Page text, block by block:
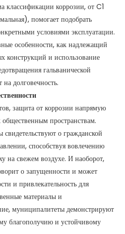
классификации коррозии, от C1
помогает подобрать
условиями эксплуатации.
особенности, как надлежащий
конструкций и использование
гальванической
долговечность.
защита от коррозии напрямую
общественным пространствам.
о гражданской
способствуя вовлечению
на свежем воздухе. И наоборот,
о запущенности и может
и привлекательность для
материалы и
муниципалитеты демонстрируют
благополучию и устойчивому